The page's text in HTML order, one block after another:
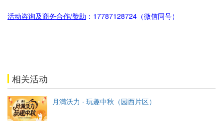
活动咨询及商务合作/赞助 ：17787128724（微信同号）
相关活动
月满沃力 · 玩趣中秋（园西片区）